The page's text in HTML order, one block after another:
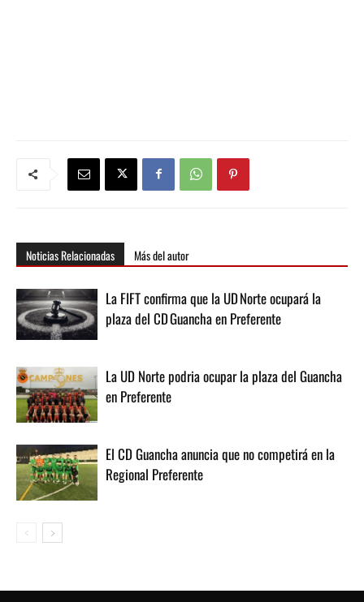
Noticias Relacionadas Más del autor
La FIFT confirma que la UD Norte ocupará la
plaza del CD Guancha en Preferente
La UD Norte podria ocupar la plaza del Guancha
en Preferente
El CD Guancha anuncia que no competirá en la
Regional Preferente